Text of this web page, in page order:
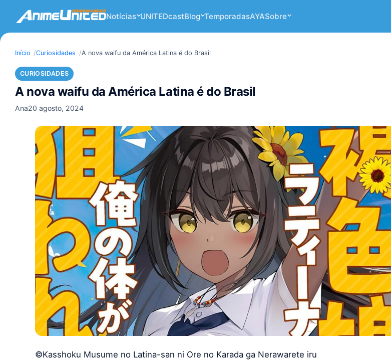
Notícias UNITEDcastBlog TemporadasAYASobre
Início Curiosidades A nova waifu da América Latina é do Brasil
CURIOSIDADES
A nova waifu da América Latina é do Brasil
Ana20 agosto, 2024
©Kasshoku Musume no Latina-san ni Ore no Karada ga Nerawarete iru